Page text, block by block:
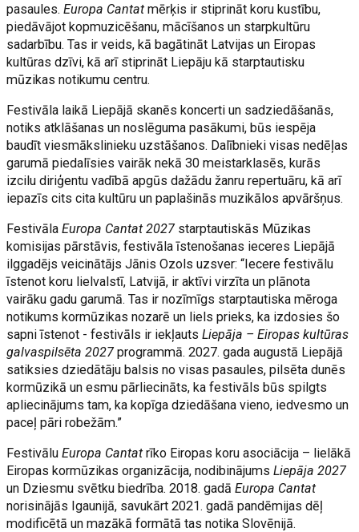
pasaules.Europa Cantatmērķis ir stiprināt koru kustību,
piedāvājot kopmuzicēšanu, mācīšanos un starpkultūru
sadarbību. Tas ir veids, kā bagātināt Latvijas un Eiropas
kultūras dzīvi, kā arī stiprināt Liepāju kā starptautisku
mūzikas notikumu centru.
Festivāla laikā Liepājā skanēs koncerti un sadziedāšanās,
notiks atklāšanas un noslēguma pasākumi, būs iespēja
baudīt viesmākslinieku uzstāšanos. Dalībnieki visas nedēļas
garumā piedalīsies vairāk nekā 30 meistarklasēs, kurās
izcilu diriģentu vadībā apgūs dažādu žanru repertuāru, kā arī
iepazīs cits cita kultūru un paplašinās muzikālos apvāršņus.
FestivālaEuropa Cantat 2027starptautiskās Mūzikas
komisijas pārstāvis, festivāla īstenošanas ieceres Liepājā
ilggadējs veicinātājs Jānis Ozols uzsver: “Iecere festivālu
īstenot koru lielvalstī, Latvijā, ir aktīvi virzīta un plānota
vairāku gadu garumā. Tas ir nozīmīgs starptautiska mēroga
notikums kormūzikas nozarē un liels prieks, ka izdosies šo
sapni īstenot - festivāls ir iekļauts Liepāja – Eiropas kultūras
galvaspilsēta 2027programmā. 2027. gada augustā Liepājā
satiksies dziedātāju balsis no visas pasaules, pilsēta dunēs
kormūzikā un esmu pārliecināts, ka festivāls būs spilgts
apliecinājums tam, ka kopīga dziedāšana vieno, iedvesmo un
paceļ pāri robežām.”
FestivāluEuropa Cantatrīko Eiropas koru asociācija – lielākā
Eiropas kormūzikas organizācija, nodibinājumsLiepāja 2027
un Dziesmu svētku biedrība. 2018. gadāEuropa Cantat
norisinājās Igaunijā, savukārt 2021. gadā pandēmijas dēļ
modificētā un mazākā formātā tas notika Slovēnijā.